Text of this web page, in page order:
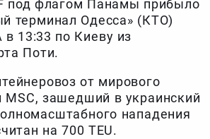
под флагом Панамы прибыло
терминал Одесса» (КТО)
в 13:33 по Киеву из
Поти.
от мирового
зашедший в украинский
нападения
на 700 TEU.